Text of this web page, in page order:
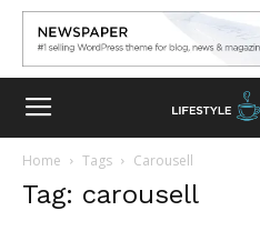
Home Tags Carousell
Tag: carousell